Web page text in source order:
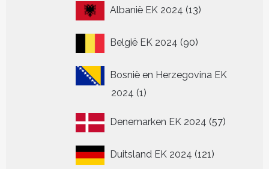
Albanië EK 2024 1313
België EK 2024 9090
Bosnië en Herzegovina EK
2024 11
Denemarken EK 2024 5757
Duitsland EK 2024 121121